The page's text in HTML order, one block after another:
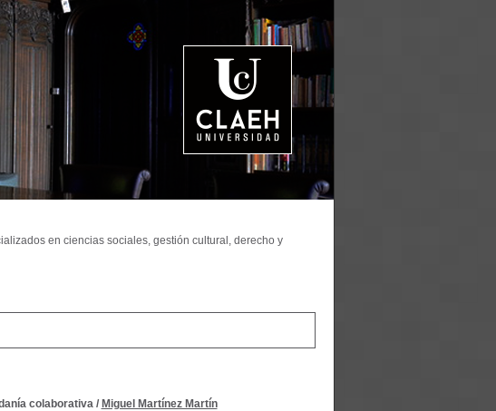
colaborativa/ Miguel Martínez Martín
en ciencias sociales, gestión cultural, derecho y